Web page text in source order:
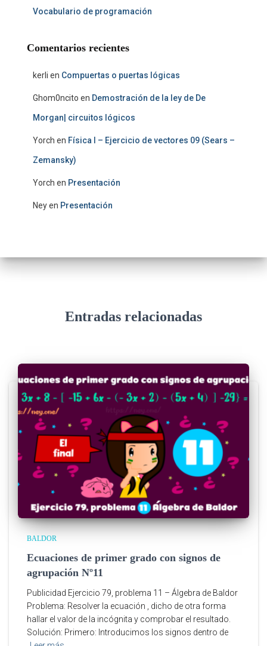
Vocabulario de programación
Comentarios recientes
kerli en Compuertas o puertas lógicas
Ghom0ncito en Demostración de la ley de De
Morgan| circuitos lógicos
Yorch en Física I – Ejercicio de vectores 09 (Sears –
Zemansky)
Yorch en Presentación
Neyen Presentación
Entradas relacionadas
BALDOR
Ecuaciones de primer grado con signos de
agrupación Nº11
Publicidad Ejercicio 79, problema 11 – Álgebra de Baldor
Problema: Resolver la ecuación , dicho de otra forma
hallar el valor de la incógnita y comprobar el resultado.
Solución: Primero: Introducimos los signos dentro de